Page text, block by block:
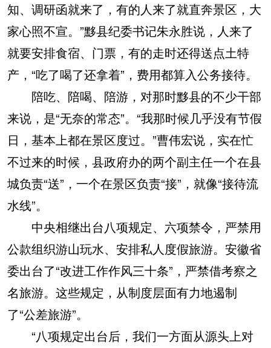
知、调研函就来了，有的人来了就直奔景区，大
家心照不宣。”黟县纪委书记朱永胜说，人来了
就要安排食宿、门票，有的走时还得送点土特
产，“吃了喝了还拿着”，费用都算入公务接待。
陪吃、陪喝、陪游，对那时黟县的不少干部
来说，是“无奈的常态”。“我那时候几乎没有节假
日，基本上都在景区度过。”曹伟宏说，实在忙
不过来的时候，县政府办的两个副主任一个在县
城负责“送”，一个在景区负责“接”，就像“接待流
水线”。
中央相继出台八项规定、六项禁令，严禁用
公款组织游山玩水、安排私人度假旅游。安徽省
委出台了“改进工作作风三十条”，严禁借考察之
名旅游。这些规定，从制度层面有力地遏制
了“公差旅游”。
“八项规定出台后，我们一方面从源头上对